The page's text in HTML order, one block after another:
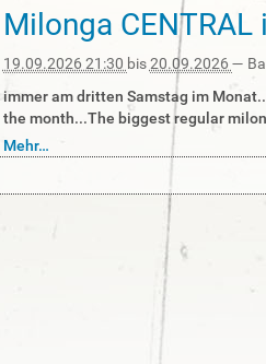
Milonga CENTRAL
19.09.2026 21:30 bis20.09.2026—
immer am dritten Samstag im
the month...The biggest regular
Mehr…